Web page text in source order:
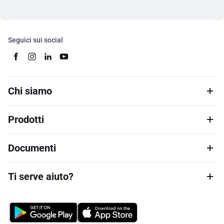
Seguici sui social
Chi siamo
Prodotti
Documenti
Ti serve aiuto?